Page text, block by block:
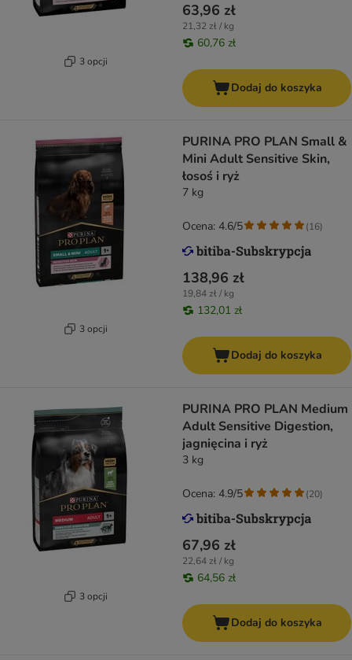
3 opcji
63,96 zł
21,32 zł / kg
60,76 zł
Dodaj do koszyka
3 opcji
PURINA PRO PLAN Small &
Mini Adult Sensitive Skin,
łosoś i ryż
7 kg
138,96 zł
19,84 zł / kg
132,01 zł
Ocena: 4.6/5 (16)
Dodaj do koszyka
3 opcji
PURINA PRO PLAN Medium
Adult Sensitive Digestion,
jagnięcina i ryż
3 kg
67,96 zł
22,64 zł / kg
64,56 zł
Ocena: 4.9/5 (20)
Dodaj do koszyka